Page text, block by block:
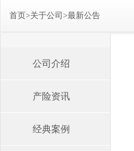
首页>关于公司 >最新公告
公司介绍
产险资讯
经典案例